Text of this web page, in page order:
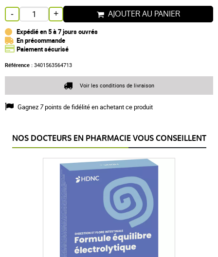
- + AJOUTER AU PANIER
Expédié en 5 à 7 jours ouvrés
En précommande
Paiement sécurisé
Référence : 3401563564713
Gagnez 7points de fidélité en achetant ce produit
Voir les conditions de livraison
NOS DOCTEURS EN PHARMACIE VOUS CONSEILLENT